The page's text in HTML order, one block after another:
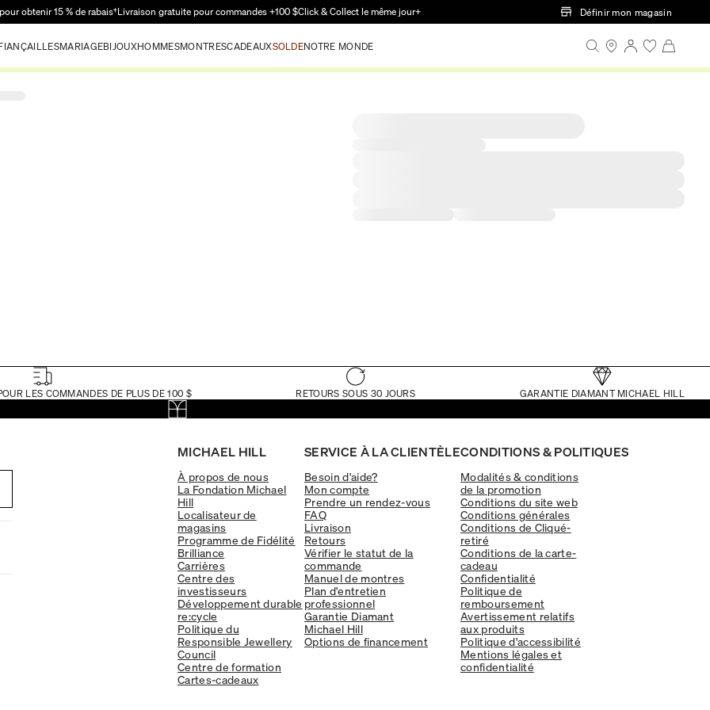
Passer au contenu principal
obtenir 15 % de rabais†Livraison gratuite pour commandes +100 $Click & Collect le même jour+ Définir mon magasin
MARIAGEBIJOUXHOMMESMONTRESCADEAUXSOLDENOTRE MONDE
LES COMMANDES DE PLUS DE 100 $ RETOURS SOUS 30 JOURS GARANTIE DIAMANT MICHAEL HILL
MICHAEL HILL
À propos de nous
La Fondation Michael
Hill
Localisateur de
magasins
Programme de Fidélité
Brilliance
Carrières
Centre des
investisseurs
Développement durable
re:cycle
Politique du
Responsible Jewellery
Council
Centre de formation
Cartes-cadeaux
SERVICE À LA CLIENTÈLE
Besoin d'aide?
Mon compte
Prendre un rendez-vous
FAQ
Livraison
Retours
Vérifier le statut de la
commande
Manuel de montres
Plan d'entretien
professionnel
Garantie Diamant
Michael Hill
Options de financement
CONDITIONS & POLITIQUES
Modalités & conditions
de la promotion
Conditions du site web
Conditions générales
Conditions de Cliqué-
retiré
Conditions de la carte-
cadeau
Confidentialité
Politique de
remboursement
Avertissement relatifs
aux produits
Politique d'accessibilité
Mentions légales et
confidentialité